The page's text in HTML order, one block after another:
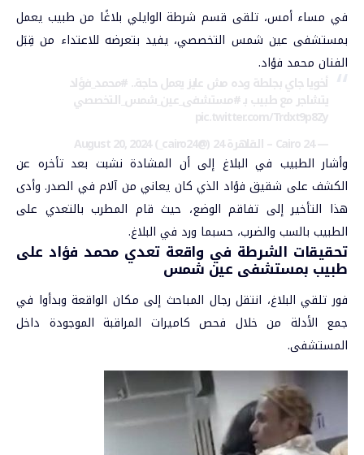
في مساء أمس، تلقى قسم شرطة الوايلي بلاغًا من طبيب يعمل
بمستشفى عين شمس التخصصي، يفيد بتعرضه للاعتداء من قِبَل
الفنان محمد فؤاد.
أخويا جاي بجلطة وده مش عايز يعمل حاجة.. #محمد_فؤاد
يتشاجر مع طبيب بـ#مستشفى_عين_شمس_التخصصي
pic.twitter.com/Trdxt9p8Zy
— Cairo 24 – القاهرة 24 (@cairo24_)
August 20, 2024
وأشار الطبيب في البلاغ إلى أن المشادة نشبت بعد تأخره عن
الكشف على شقيق فؤاد الذي كان يعاني من آلام في الصدر. وأدى
هذا التأخير إلى تفاقم الوضع، حيث قام المطرب بالتعدي على
الطبيب بالسب والضرب، حسبما ورد في البلاغ.
تحقيقات الشرطة في واقعة تعدي محمد فؤاد على
طبيب بمستشفى عين شمس
فور تلقي البلاغ، انتقل رجال المباحث إلى مكان الواقعة وبدأوا في
جمع الأدلة من خلال فحص كاميرات المراقبة الموجودة داخل
المستشفى.